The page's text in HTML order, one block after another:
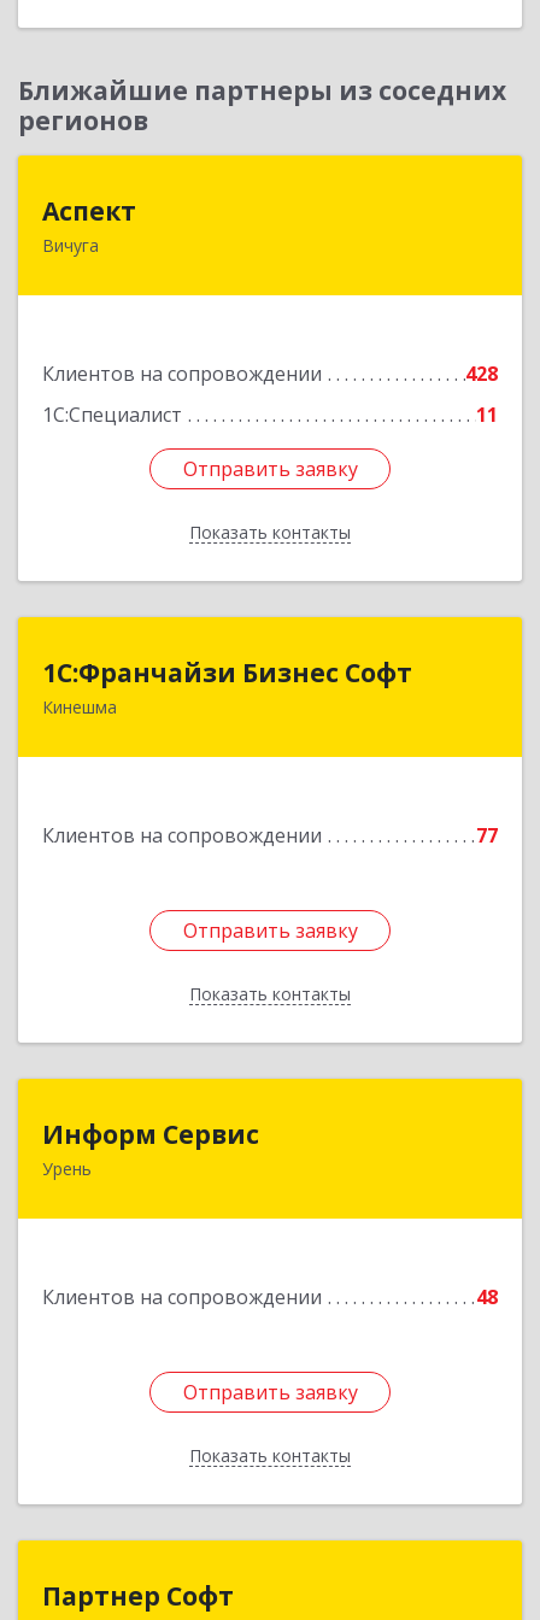
Ближайшие партнеры из соседних
регионов
Аспект
Вичуга
Клиентов на сопровождении
428
1С:Специалист
11
Отправить заявку
Показать контакты
155331, Ивановская обл, Вичугский р-н, Вичуга
Отправить заявку
Назад
1С:Франчайзи Бизнес Софт
Кинешма
Клиентов на сопровождении 77
Отправить заявку
Показать контакты
1С:Франчайзи Бизнес Софт
155800, Ивановская обл, Кинешма г, Жуковская
Отправить заявку
Назад
Информ Сервис
Урень
Клиентов на сопровождении 48
Отправить заявку
Показать контакты
Отправить заявку
Назад
Партнер Софт